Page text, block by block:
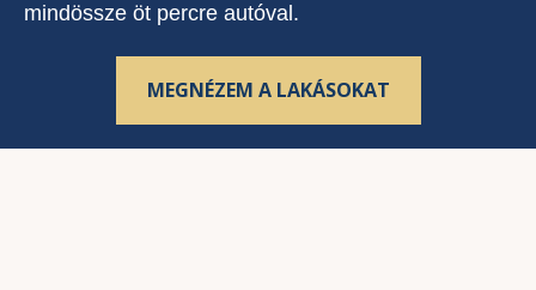
mindössze öt percre autóval.
MEGNÉZEM A LAKÁSOKAT